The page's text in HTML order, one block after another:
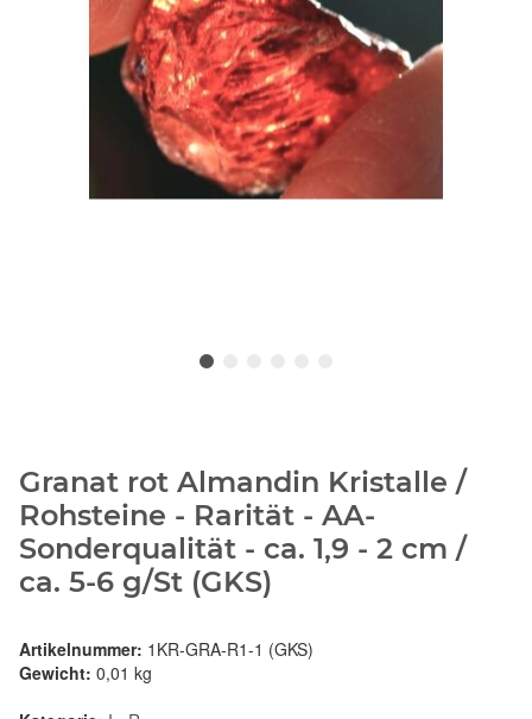
Granat rot Almandin Kristalle /
Rohsteine - Rarität - AA-
Sonderqualität - ca. 1,9 - 2 cm /
ca. 5-6 g/St (GKS)
Artikelnummer: 1KR-GRA-R1-1 (GKS)
Gewicht: 0,01 kg